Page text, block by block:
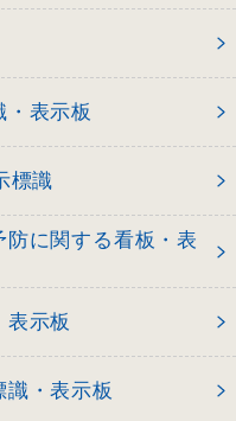
表示板
標識
に関する看板・表
示板
・表示板